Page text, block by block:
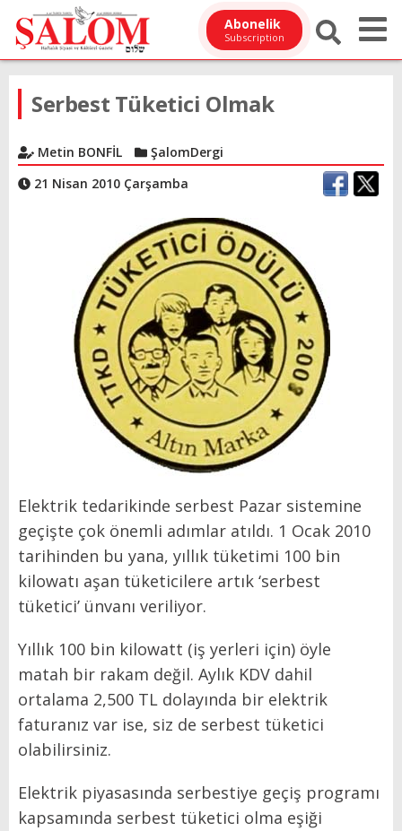
Abonelik
Subscription
Serbest Tüketici Olmak
Metin BONFİL
ŞalomDergi
21 Nisan 2010 Çarşamba
Elektrik tedarikinde serbest Pazar sistemine
geçişte çok önemli adımlar atıldı. 1 Ocak 2010
tarihinden bu yana, yıllık tüketimi 100 bin
kilowatı aşan tüketicilere artık ‘serbest
tüketici’ ünvanı veriliyor.
Yıllık 100 bin kilowatt (iş yerleri için) öyle
matah bir rakam değil. Aylık KDV dahil
ortalama 2,500 TL dolayında bir elektrik
faturanız var ise, siz de serbest tüketici
olabilirsiniz.
Elektrik piyasasında serbestiye geçiş programı
kapsamında serbest tüketici olma eşiği